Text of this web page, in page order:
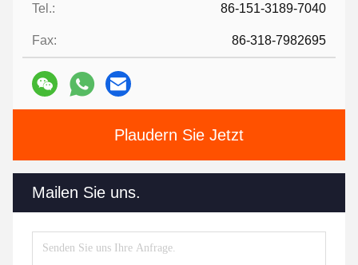
Tel.: 86-151-3189-7040
Fax: 86-318-7982695
Plaudern Sie Jetzt
Mailen Sie uns.